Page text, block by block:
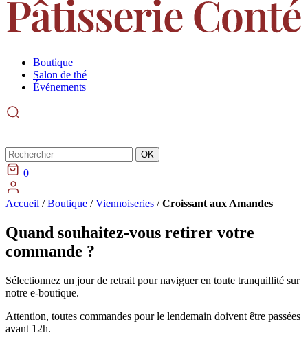
Boutique
Salon de thé
Événements
Rechercher OK
0
Accueil /Boutique /Viennoiseries /Croissant aux Amandes
Quand souhaitez-vous retirer votre
commande ?
Sélectionnez un jour de retrait pour naviguer en toute tranquillité sur
notre e-boutique.
Attention, toutes commandes pour le lendemain doivent être passées
avant 12h.